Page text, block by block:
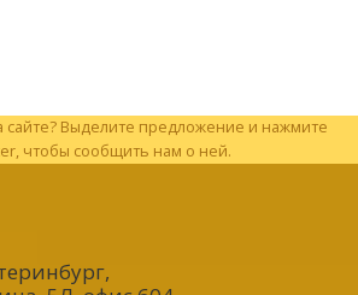
сайте? Выделите предложение и нажмите
чтобы сообщить нам о ней.
,